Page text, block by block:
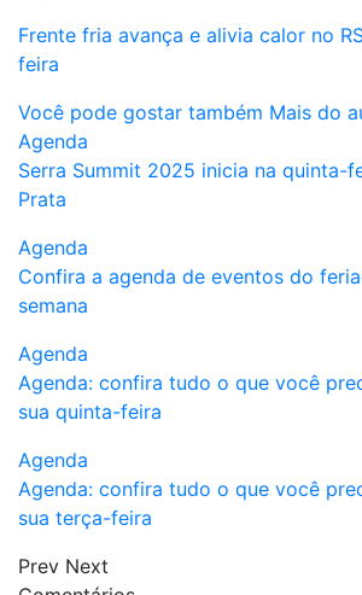
Frente fria avança e alivia calor no
feira
Você pode gostar também Mais do
Agenda
Serra Summit 2025 inicia na quinta-
Prata
Agenda
Confira a agenda de eventos do
semana
Agenda
Agenda: confira tudo o que você
sua quinta-feira
Agenda
Agenda: confira tudo o que você
sua terça-feira
Prev Next